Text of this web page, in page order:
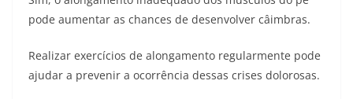
pode aumentar as chances de desenvolver câimbras.
Realizar exercícios de alongamento regularmente pode
ajudar a prevenir a ocorrência dessas crises dolorosas.